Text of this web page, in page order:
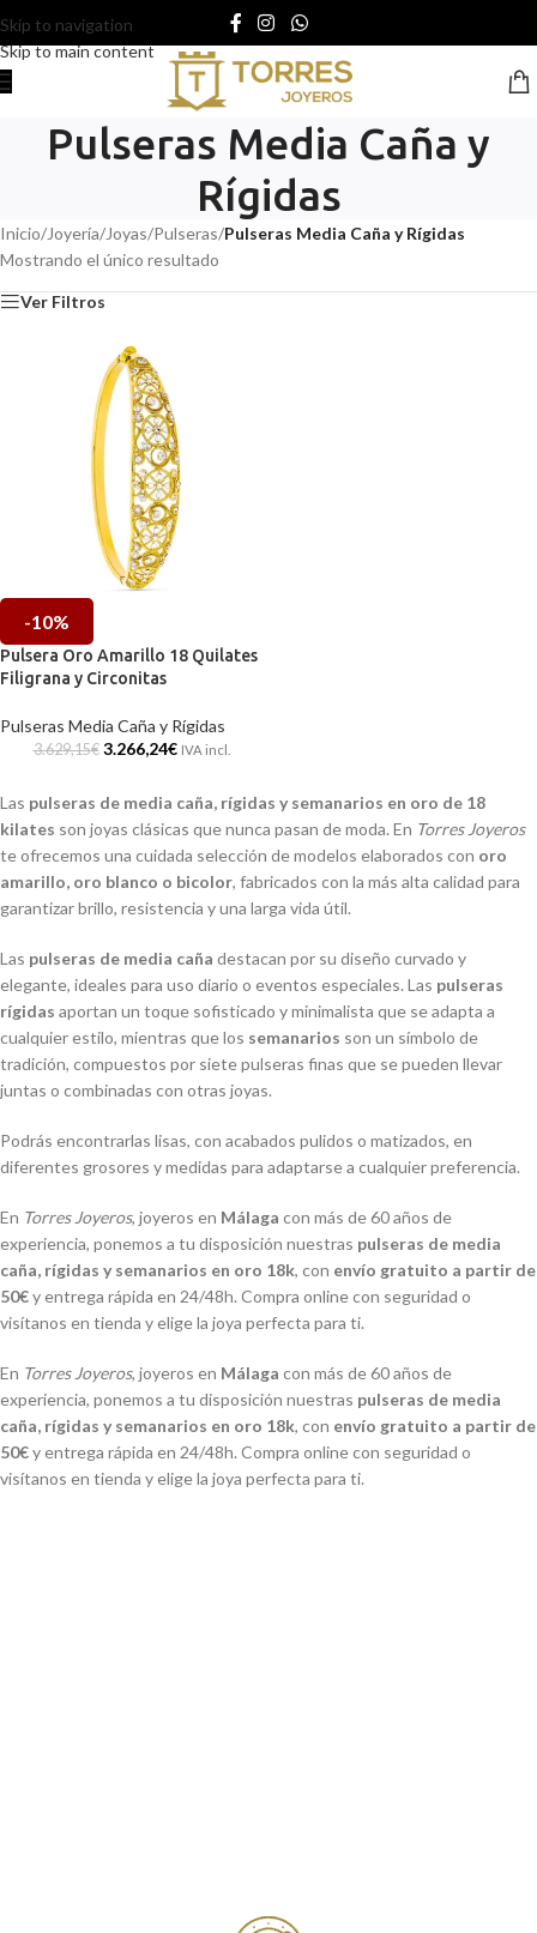
Skip to navigation
Skip to main content
Pulseras Media Caña y
Rígidas
Inicio/Joyería/Joyas/Pulseras/Pulseras Media Caña y Rígidas
Mostrando el único resultado
Ver Filtros
-10%
Pulsera Oro Amarillo 18 Quilates
Filigrana y Circonitas
Pulseras Media Caña y Rígidas
3.629,15€ 3.266,24€ IVA incl.
Las pulseras de media caña, rígidas y semanarios en oro de 18
kilates son joyas clásicas que nunca pasan de moda. En Torres Joyeros
te ofrecemos una cuidada selección de modelos elaborados con oro
amarillo, oro blanco o bicolor, fabricados con la más alta calidad para
garantizar brillo, resistencia y una larga vida útil.
Las pulseras de media caña destacan por su diseño curvado y
elegante, ideales para uso diario o eventos especiales. Las pulseras
rígidas aportan un toque sofisticado y minimalista que se adapta a
cualquier estilo, mientras que los semanarios son un símbolo de
tradición, compuestos por siete pulseras finas que se pueden llevar
juntas o combinadas con otras joyas.
Podrás encontrarlas lisas, con acabados pulidos o matizados, en
diferentes grosores y medidas para adaptarse a cualquier preferencia.
En Torres Joyeros, joyeros en Málaga con más de 60 años de
experiencia, ponemos a tu disposición nuestras pulseras de media
caña, rígidas y semanarios en oro 18k, con envío gratuito a partir de
50€y entrega rápida en 24/48h. Compra online con seguridad o
visítanos en tienda y elige la joya perfecta para ti.
En Torres Joyeros, joyeros en Málaga con más de 60 años de
experiencia, ponemos a tu disposición nuestras pulseras de media
caña, rígidas y semanarios en oro 18k, con envío gratuito a partir de
50€y entrega rápida en 24/48h. Compra online con seguridad o
visítanos en tienda y elige la joya perfecta para ti.